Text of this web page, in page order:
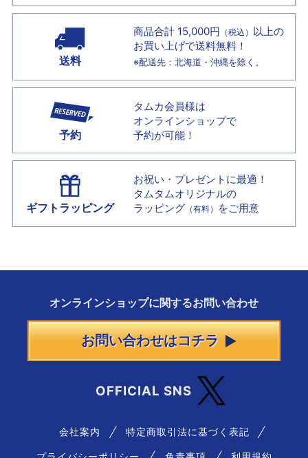
送料
商品合計 15,000円 （税込） 以上の
お買い上げで送料無料！
※配送先：北海道・沖縄を除く。
予約
タムカ会員様は
オンラインショップで
予約が可能！
ギフトラッピング
お祝い・プレゼントに最適！
タムタムオリジナルの
ラッピング （有料） をご用意
オンラインショップに関するお問い合わせ
お問い合わせはコチラ
OFFICIAL SNS
会社案内 特定商取引法に基づく表記